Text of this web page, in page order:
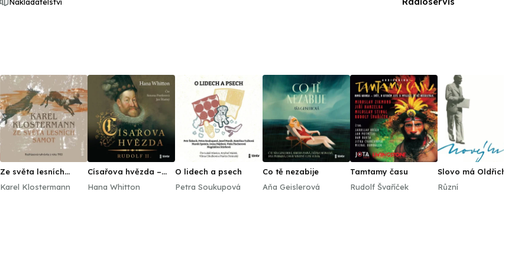
Ze světa lesních
Karel Klostermann
Císařova hvězda –
Hana Whitton
O lidech a psech
Petra Soukupová
Co tě nezabije
Aňa Geislerová
Tamtamy času
Rudolf Švaříček
Slovo má Oldřich
Různí